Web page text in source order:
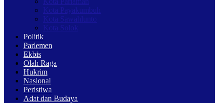
Kota Payakumbuh
Kota Sawahlunto
Kota Solok
Politik
Parlemen
Ekbis
Olah Raga
Hukrim
Nasional
Peristiwa
Adat dan Budaya